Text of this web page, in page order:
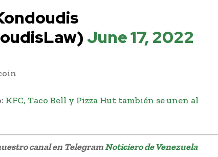
June 17, 2022
KFC, Taco Bell y Pizza Hut también se unen al
canal en TelegramNoticiero de Venezuela